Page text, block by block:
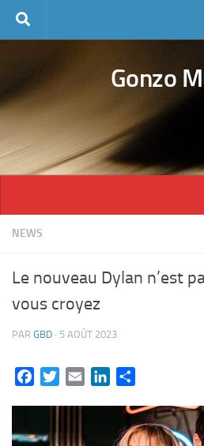
Skip to content
Gonzo
NEWS
Le nouveau Dylan n’est
vous croyez
PAR GBD · 5 AOÛT 2023
FacebookTwitterEmail LinkedIn